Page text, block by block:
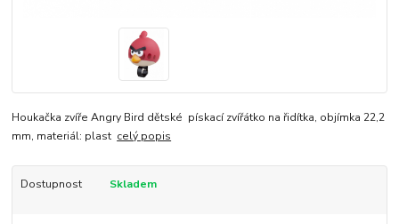
Houkačka zvíře Angry Bird dětské pískací zvířátko na řidítka, objímka 22,2
mm, materiál: plast celý popis
Dostupnost Skladem